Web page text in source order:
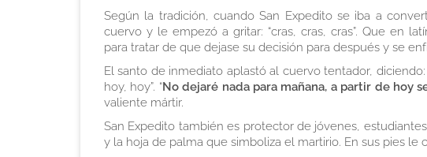
Según la tradición, cuando San Expedito se iba a
cuervo y le empezó a gritar: “cras, cras, cras”. Que en
para tratar de que dejase su decisión para después y se
El santo de inmediato aplastó al cuervo tentador, diciendo:
hoy, hoy”. “No dejaré nada para mañana, a partir de hoy
valiente mártir.
San Expedito también es protector de jóvenes,
y la hoja de palma que simboliza el martirio. En sus pies le